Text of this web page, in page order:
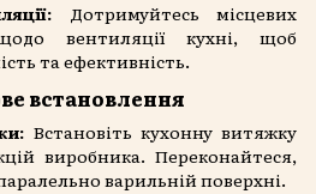
Дотримуйтесь місцевих
вентиляції кухні, щоб
та ефективність.
встановлення
Встановіть кухонну витяжку
виробника. Переконайтеся,
варильній поверхні.